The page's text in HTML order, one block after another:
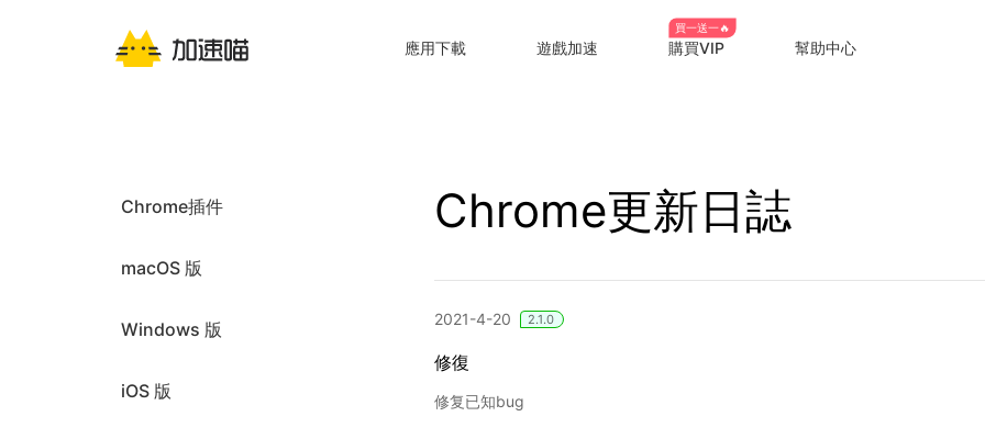
應用下載 遊戲加速 購買VIP
買一送一🔥
幫助中心
Chrome插件
macOS 版
Windows 版
iOS 版
Chrome更新日誌
2021-4-20 2.1.0
修復
修复已知bug